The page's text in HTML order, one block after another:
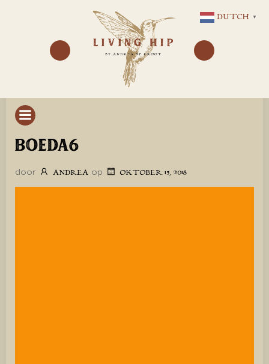
NAAR
DE
INHOUD
BOEDA6
door ANDREA op OKTOBER 15, 2018
DUTCH ▼